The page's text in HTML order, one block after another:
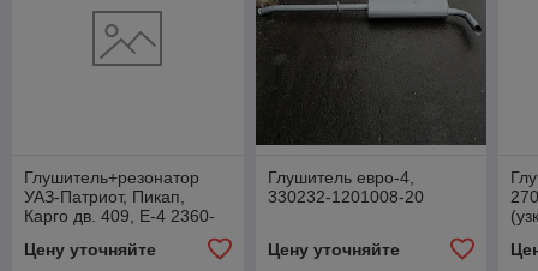
Глушитель+резонатор
УАЗ-Патриот, Пикап,
Карго дв. 409, Е-4 2360-
00-1201008-01, 2360-00-
1201008-00
Цену уточняйте
Глушитель евро-4,
330232-1201008-20
Цену уточняйте